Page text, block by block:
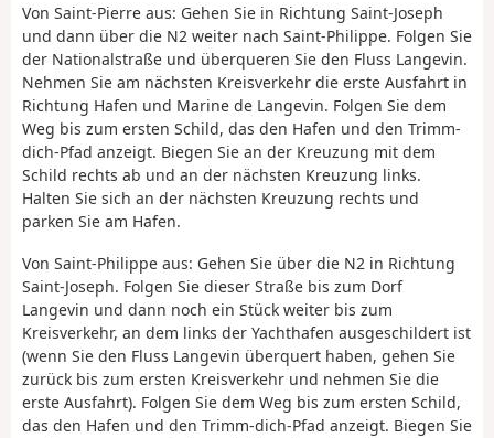
Von Saint-Pierre aus: Gehen Sie in Richtung Saint-Joseph
und dann über die N2 weiter nach Saint-Philippe. Folgen Sie
der Nationalstraße und überqueren Sie den Fluss Langevin.
Nehmen Sie am nächsten Kreisverkehr die erste Ausfahrt in
Richtung Hafen und Marine de Langevin. Folgen Sie dem
Weg bis zum ersten Schild, das den Hafen und den Trimm-
dich-Pfad anzeigt. Biegen Sie an der Kreuzung mit dem
Schild rechts ab und an der nächsten Kreuzung links.
Halten Sie sich an der nächsten Kreuzung rechts und
parken Sie am Hafen.
Von Saint-Philippe aus: Gehen Sie über die N2 in Richtung
Saint-Joseph. Folgen Sie dieser Straße bis zum Dorf
Langevin und dann noch ein Stück weiter bis zum
Kreisverkehr, an dem links der Yachthafen ausgeschildert ist
(wenn Sie den Fluss Langevin überquert haben, gehen Sie
zurück bis zum ersten Kreisverkehr und nehmen Sie die
erste Ausfahrt). Folgen Sie dem Weg bis zum ersten Schild,
das den Hafen und den Trimm-dich-Pfad anzeigt. Biegen Sie